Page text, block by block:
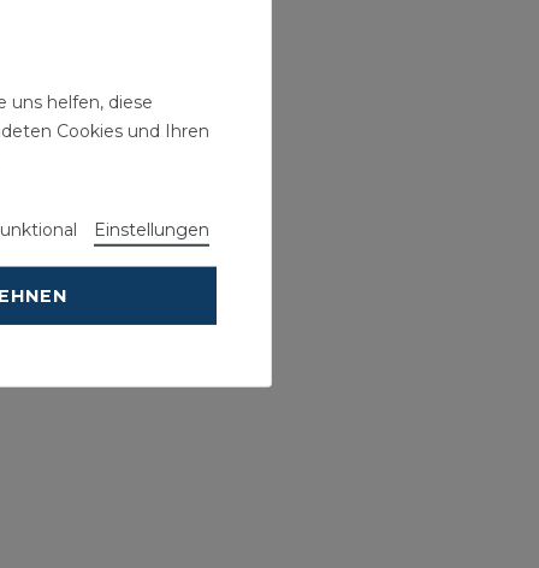
uns helfen, diese
Cookies und Ihren
Einstellungen